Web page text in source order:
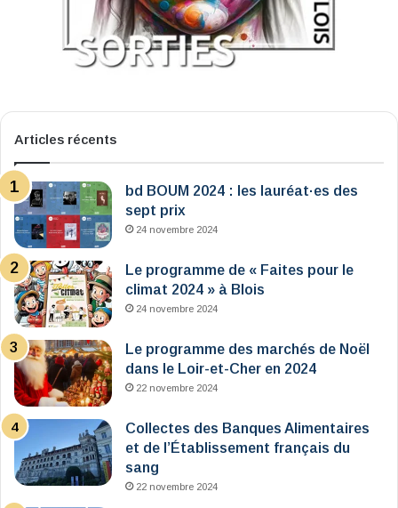
Articles récents
bd BOUM 2024 : les lauréat·es des
sept prix
24 novembre 2024
Le programme de « Faites pour le
climat 2024 » à Blois
24 novembre 2024
Le programme des marchés de Noël
dans le Loir-et-Cher en 2024
22 novembre 2024
Collectes des Banques Alimentaires
et de l’Établissement français du
sang
22 novembre 2024